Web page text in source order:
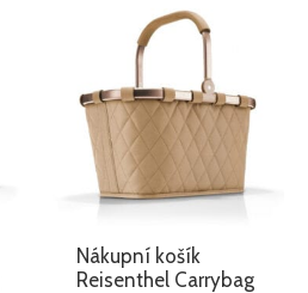
Nákupní košík
Reisenthel Carrybag